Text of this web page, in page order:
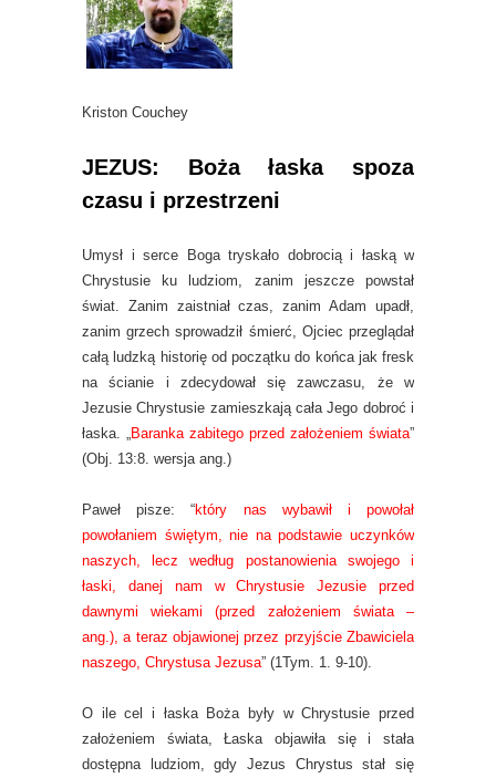
Kriston Couchey
JEZUS: Boża łaska spoza
czasu i przestrzeni
Umysł i serce Boga tryskało dobrocią i łaską w
Chrystusie ku ludziom, zanim jeszcze powstał
świat. Zanim zaistniał czas, zanim Adam upadł,
zanim grzech sprowadził śmierć, Ojciec przeglądał
całą ludzką historię od początku do końca jak fresk
na ścianie i zdecydował się zawczasu, że w
Jezusie Chrystusie zamieszkają cała Jego dobroć i
łaska. „Baranka zabitego przed założeniem świata”
(Obj. 13:8. wersja ang.)
Paweł pisze: “który nas wybawił i powołał
powołaniem świętym, nie na podstawie uczynków
naszych, lecz według postanowienia swojego i
łaski, danej nam w Chrystusie Jezusie przed
dawnymi wiekami (przed założeniem świata –
ang.), a teraz objawionej przez przyjście Zbawiciela
naszego, Chrystusa Jezusa” (1Tym. 1. 9-10).
O ile cel i łaska Boża były w Chrystusie przed
założeniem świata, Łaska objawiła się i stała
dostępna ludziom, gdy Jezus Chrystus stał się